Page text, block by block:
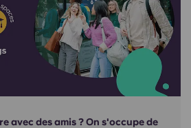
avec des amis ? On s'occupe de